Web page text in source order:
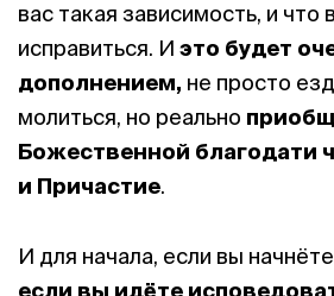
вас такая зависимость, и что
исправиться. И это будет
дополнением, не просто
молиться, но реально
Божественной благодати
и Причастие.
И для начала, если вы
если вы идёте